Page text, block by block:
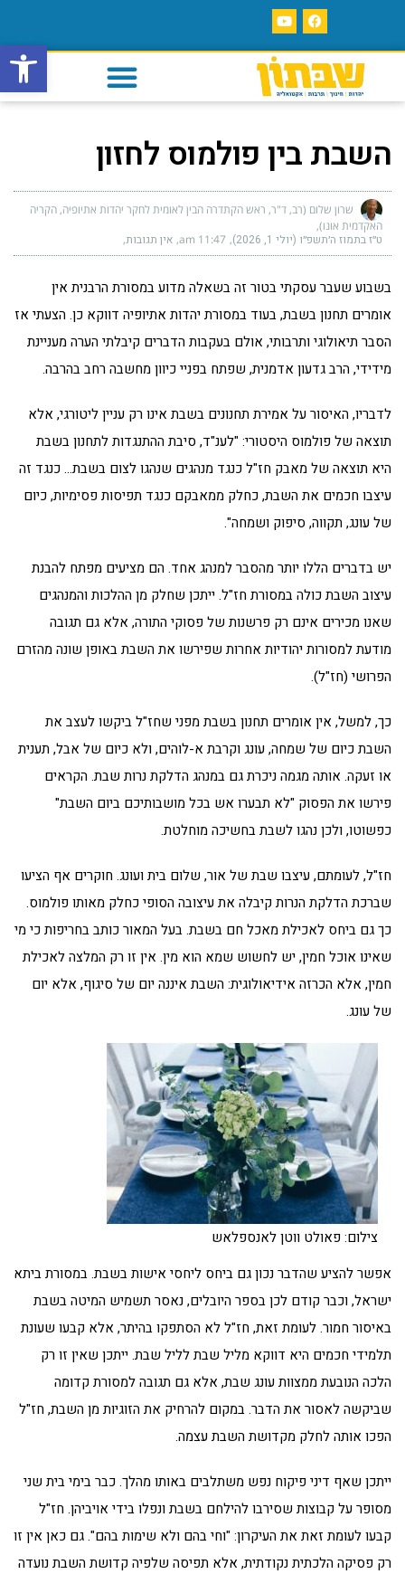
פתח
השבת בין פולמוס לחזון
שרון שלום (רב, ד"ר, ראש הקתדרה הבין לאומית לחקר יהדות אתיופיה, הקריה
האקדמית אונו)
ט״ז בתמוז ה׳תשפ״ו (יולי 1, 2026) 11:47 am אין תגובות
בשבוע שעבר עסקתי בטור זה בשאלה מדוע במסורת הרבנית אין
אומרים תחנון בשבת, בעוד במסורת יהדות אתיופיה דווקא כן. הצעתי אז
הסבר תיאולוגי ותרבותי, אולם בעקבות הדברים קיבלתי הערה מעניינת
מידידי, הרב גדעון אדמנית, שפתח בפניי כיוון מחשבה רחב בהרבה.
לדבריו, האיסור על אמירת תחנונים בשבת אינו רק עניין ליטורגי, אלא
תוצאה של פולמוס היסטורי: "לענ"ד, סיבת ההתנגדות לתחנון בשבת
היא תוצאה של מאבק חז"ל כנגד מנהגים שנהגו לצום בשבת… כנגד זה
עיצבו חכמים את השבת, כחלק ממאבקם כנגד תפיסות פסימיות, כיום
של עונג, תקווה, סיפוק ושמחה".
יש בדברים הללו יותר מהסבר למנהג אחד. הם מציעים מפתח להבנת
עיצוב השבת כולה במסורת חז"ל. ייתכן שחלק מן ההלכות והמנהגים
שאנו מכירים אינם רק פרשנות של פסוקי התורה, אלא גם תגובה
מודעת למסורות יהודיות אחרות שפירשו את השבת באופן שונה מהזרם
הפרושי (חז"ל).
כך, למשל, אין אומרים תחנון בשבת מפני שחז"ל ביקשו לעצב את
השבת כיום של שמחה, עונג וקרבת א-לוהים, ולא כיום של אבל, תענית
או זעקה. אותה מגמה ניכרת גם במנהג הדלקת נרות שבת. הקראים
פירשו את הפסוק "לא תבערו אש בכל מושבותיכם ביום השבת"
כפשוטו, ולכן נהגו לשבת בחשיכה מוחלטת.
חז"ל, לעומתם, עיצבו שבת של אור, שלום בית ועונג. חוקרים אף הציעו
שברכת הדלקת הנרות קיבלה את עיצובה הסופי כחלק מאותו פולמוס.
כך גם ביחס לאכילת מאכל חם בשבת. בעל המאור כותב בחריפות כי מי
שאינו אוכל חמין, יש לחשוש שמא הוא מין. אין זו רק המלצה לאכילת
חמין, אלא הכרזה אידיאולוגית: השבת איננה יום של סיגוף, אלא יום
של עונג.
צילום: פאולט ווטן לאנספלאש
אפשר להציע שהדבר נכון גם ביחס ליחסי אישות בשבת. במסורת ביתא
ישראל, וכבר קודם לכן בספר היובלים, נאסר תשמיש המיטה בשבת
באיסור חמור. לעומת זאת, חז"ל לא הסתפקו בהיתר, אלא קבעו שעונת
תלמידי חכמים היא דווקא מליל שבת לליל שבת. ייתכן שאין זו רק
הלכה הנובעת ממצוות עונג שבת, אלא גם תגובה למסורת קדומה
שביקשה לאסור את הדבר. במקום להרחיק את הזוגיות מן השבת, חז"ל
הפכו אותה לחלק מקדושת השבת עצמה.
ייתכן שאף דיני פיקוח נפש משתלבים באותו מהלך. כבר בימי בית שני
מסופר על קבוצות שסירבו להילחם בשבת ונפלו בידי אויביהן. חז"ל
קבעו לעומת זאת את העיקרון: "וחי בהם ולא שימות בהם". גם כאן אין זו
רק פסיקה הלכתית נקודתית, אלא תפיסה שלפיה קדושת השבת נועדה